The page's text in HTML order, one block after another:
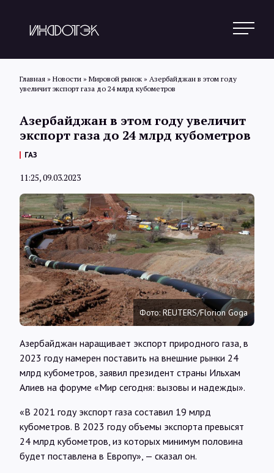
Статьи
Обзоры
Интервью
Карты
О нас
@Infotek_Russia
Главная » Новости » Мировой рынок » Азербайджан в этом году
увеличит экспорт газа до 24 млрд кубометров
Азербайджан в этом году увеличит
экспорт газа до 24 млрд кубометров
ГАЗ
11:25, 09.03.2023
Фото: REUTERS/Florion Goga
Азербайджан наращивает экспорт природного газа, в
2023 году намерен поставить на внешние рынки 24
млрд кубометров, заявил президент страны Ильхам
Алиев на форуме «Мир сегодня: вызовы и надежды».
«В 2021 году экспорт газа составил 19 млрд
кубометров. В 2023 году объемы экспорта превысят
24 млрд кубометров, из которых минимум половина
будет поставлена в Европу», — сказал он.